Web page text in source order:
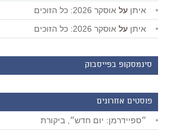
איתן על אוסקר 2026: כל הזוכים
איתן על אוסקר 2026: כל הזוכים
סינמסקופ בפייסבוק
פוסטים אחרונים
״ספיידרמן: יום חדש״, ביקורת